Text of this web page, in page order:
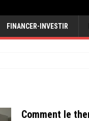
FINANCER-INVESTIR
Comment le